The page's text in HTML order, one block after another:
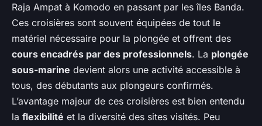
Raja Ampat à Komodo en passant par les îles Banda.
Ces croisières sont souvent équipées de tout le
matériel nécessaire pour la plongée et offrent des
cours encadrés par des professionnels. La plongée
sous-marine devient alors une activité accessible à
tous, des débutants aux plongeurs confirmés.
L’avantage majeur de ces croisières est bien entendu
la flexibilité et la diversité des sites visités. Peu